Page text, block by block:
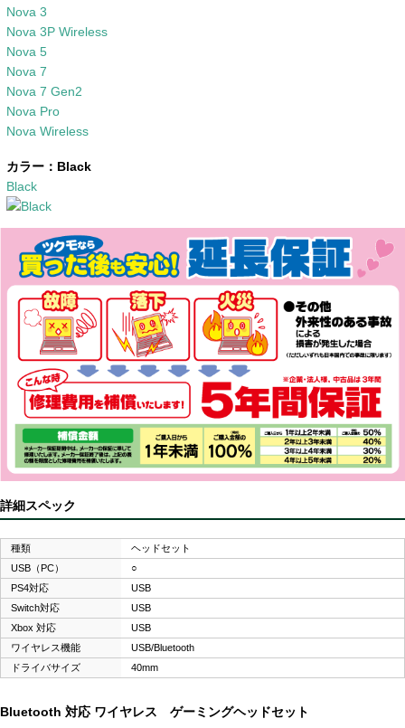
Nova 3
Nova 3P Wireless
Nova 5
Nova 7
Nova 7 Gen2
Nova Pro
Nova Wireless
カラー： Black
Black
詳細スペック
種類
ヘッドセット
USB（PC）
○
PS4対応
USB
Switch対応
USB
Xbox 対応
USB
ワイヤレス機能
USB/Bluetooth
ドライバサイズ
40mm
Bluetooth 対応 ワイヤレス ゲーミングヘッドセット